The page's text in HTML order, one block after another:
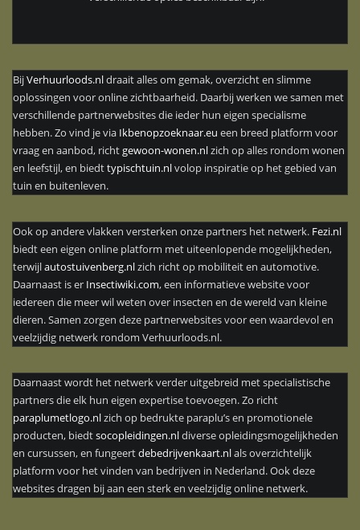
BijVerhuurloods.nldraait alles om gemak, overzicht en slimme
oplossingen voor online zichtbaarheid. Daarbij werken we samen met
verschillende partnerwebsites die ieder hun eigen specialisme
hebben. Zo vind je via Ikbenopzoeknaar.eu een breed platform voor
vraag en aanbod, richtgewoon-wonen.nlzich op alles rondom wonen
en leefstijl, en biedttypischtuin.nlvolop inspiratie op het gebied van
tuin en buitenleven.
Ook op andere vlakken versterken onze partners het netwerk. Fezi.nl
biedt een eigen online platform met uiteenlopende mogelijkheden,
terwijlautostuivenberg.nlzich richt op mobiliteit en automotive.
Daarnaast is er Insectiwiki.com, een informatieve website voor
iedereen die meer wil weten over insecten en de wereld van kleine
dieren. Samen zorgen deze partnerwebsites voor een waardevol en
veelzijdig netwerk rondom Verhuurloods.nl.
Daarnaast wordt het netwerk verder uitgebreid met specialistische
partners die elk hun eigen expertise toevoegen. Zo richt
paraplumetlogo.nlzich op bedrukte paraplu’s en promotionele
producten, biedtsocopleidingen.nldiverse opleidingsmogelijkheden
en cursussen, en fungeertdebedrijvenkaart.nlals overzichtelijk
platform voor het vinden van bedrijven in Nederland. Ook deze
websites dragen bij aan een sterk en veelzijdig online netwerk.